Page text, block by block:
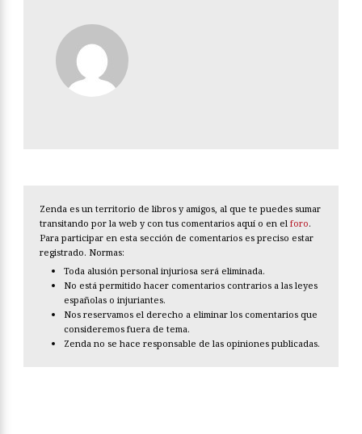
Zenda es un territorio de libros y amigos, al que te puedes sumar
transitando por la web y con tus comentarios aquí o en el foro.
Para participar en esta sección de comentarios es preciso estar
registrado. Normas:
Toda alusión personal injuriosa será eliminada.
No está permitido hacer comentarios contrarios a las leyes
españolas o injuriantes.
Nos reservamos el derecho a eliminar los comentarios que
consideremos fuera de tema.
Zenda no se hace responsable de las opiniones publicadas.